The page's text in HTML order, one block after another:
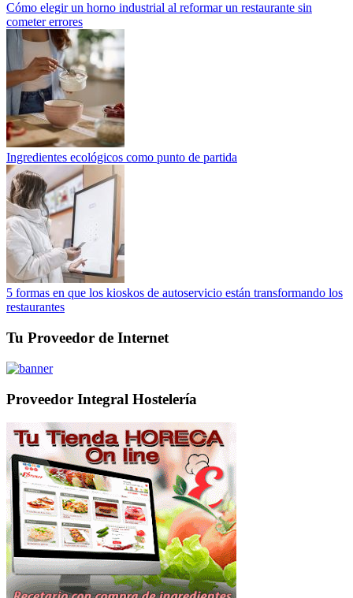
Cómo elegir un horno industrial al reformar un restaurante sin
cometer errores
Ingredientes ecológicos como punto de partida
5 formas en que los kioskos de autoservicio están transformando los
restaurantes
Tu Proveedor de Internet
Proveedor Integral Hostelería